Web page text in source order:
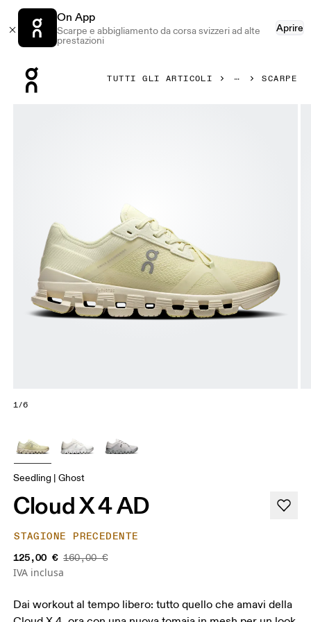
On App
Scarpe e abbigliamento da corsa svizzeri ad alte
prestazioni
Aprire
TUTTI GLI ARTICOLI SCARPE
1/6
Seedling | Ghost
Cloud X 4 AD
STAGIONE PRECEDENTE
125,00 € 160,00 €
IVA inclusa
Dai workout al tempo libero: tutto quello che amavi della